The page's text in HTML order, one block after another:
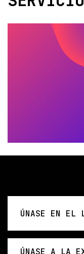
ÚNASE EN EL
ÚNASE A LA